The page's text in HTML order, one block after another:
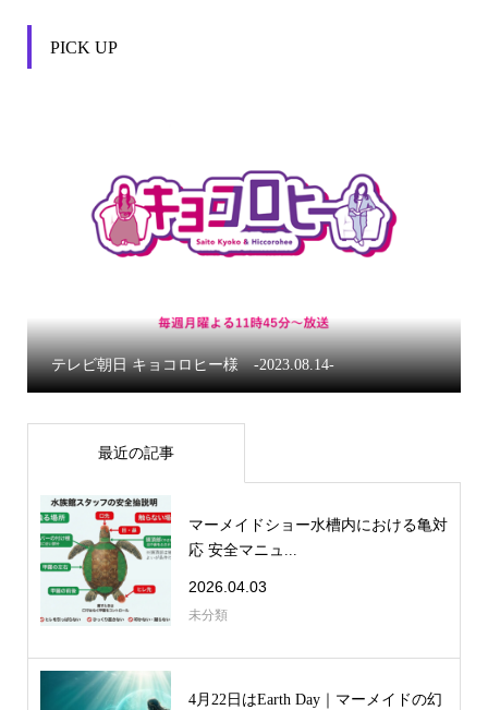
PICK UP
テレビ朝日 キョコロヒー様 -2023.08.14-
最近の記事
マーメイドショー水槽内における亀対
応 安全マニュ...
2026.04.03
未分類
4月22日はEarth Day｜マーメイドの幻